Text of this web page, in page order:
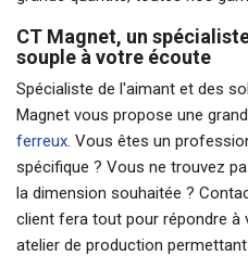
CT Magnet, un
souple à votre écoute
Spécialiste de l'aimant et des
Magnet vous propose une
ferreux . Vous êtes un
spécifique ? Vous ne trouvez
la dimension souhaitée ?
client fera tout pour répondre à
atelier de production